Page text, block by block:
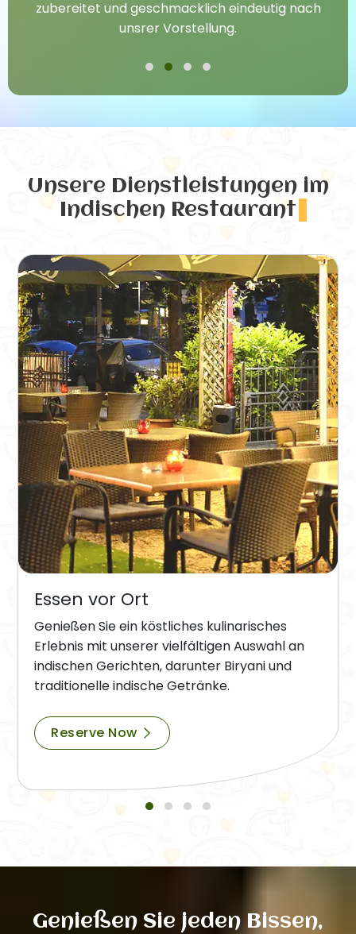
zubereitet und geschmacklich eindeutig nach
unsrer Vorstellung.
Unsere Dienstleistungen im
Indischen Restaurant
Essen vor Ort
Genießen Sie ein köstliches kulinarisches
Erlebnis mit unserer vielfältigen Auswahl an
indischen Gerichten, darunter Biryani und
traditionelle indische Getränke.
Reserve Now
Genießen Sie jeden Bissen,